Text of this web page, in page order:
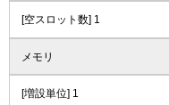
[空スロット数] 1
メモリ
[増設単位] 1